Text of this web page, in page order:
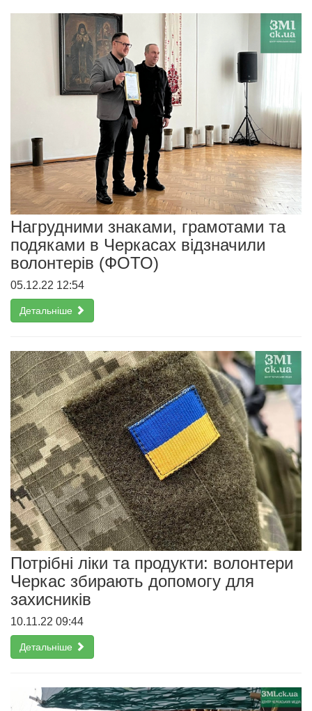
Нагрудними знаками, грамотами та
подяками в Черкасах відзначили
волонтерів (ФОТО)
05.12.22 12:54
Детальніше
Потрібні ліки та продукти: волонтери
Черкас збирають допомогу для
захисників
10.11.22 09:44
Детальніше